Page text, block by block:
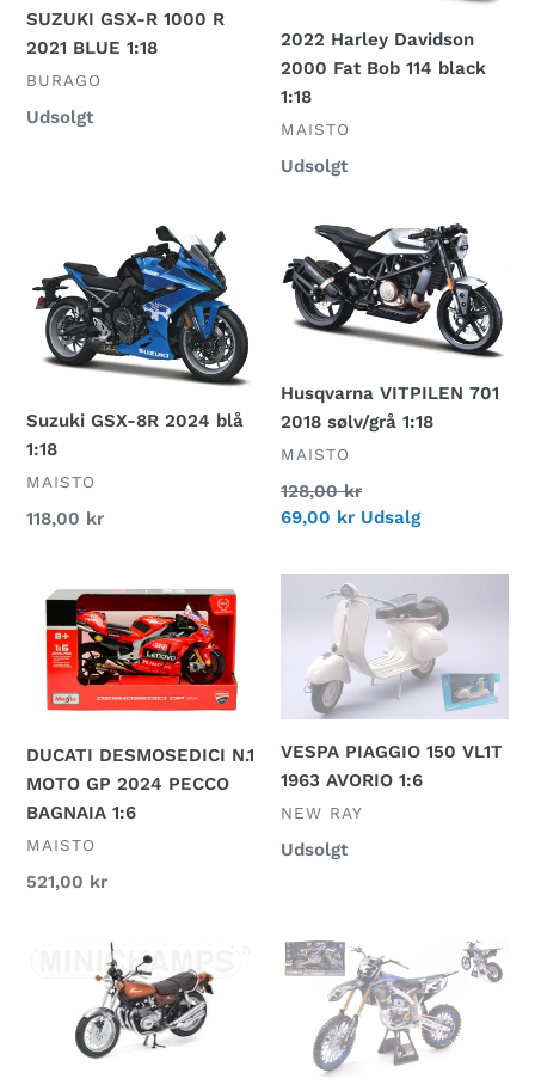
SUZUKI GSX-R 1000 R
2021 BLUE 1:18
FORHANDLER
BURAGO
Normalpris
Udsolgt
black
1:18
2022 Harley Davidson
2000 Fat Bob 114 black
1:18
FORHANDLER
MAISTO
Normalpris
Udsolgt
GSX-
8R
2024
blå
Suzuki GSX-8R 2024 blå
1:18
FORHANDLER
MAISTO
Normalpris
118,00 kr
Husqvarna
VITPILEN
701
2018
Husqvarna VITPILEN 701
2018 sølv/grå 1:18
FORHANDLER
MAISTO
Normalpris
128,00 kr
Udsalgspris
69,00 kr Udsalg
DUCATI
DESMOSEDICI
MOTO
GP
PECCO
BAGNAIA
1:6
DUCATI DESMOSEDICI N.1
MOTO GP 2024 PECCO
BAGNAIA 1:6
FORHANDLER
MAISTO
Normalpris
521,00 kr
VESPA
PIAGGIO
VL1T
1963
1:6
VESPA PIAGGIO 150 VL1T
1963 AVORIO 1:6
FORHANDLER
NEW RAY
Normalpris
Udsolgt
Kawasaki
'SUPER
YAMAHA
YZ